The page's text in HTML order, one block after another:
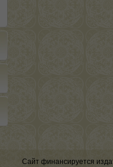
Сайт финансируется